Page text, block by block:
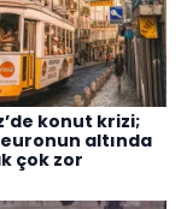
konut krizi;
altında
çok zor